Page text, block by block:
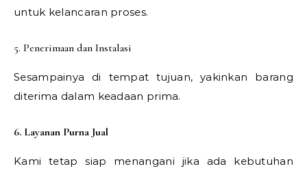
untuk kelancaran proses.
5. Penerimaan dan Instalasi
Sesampainya di tempat tujuan, yakinkan barang
diterima dalam keadaan prima.
6. Layanan Purna Jual
Kami tetap siap menangani jika ada kebutuhan